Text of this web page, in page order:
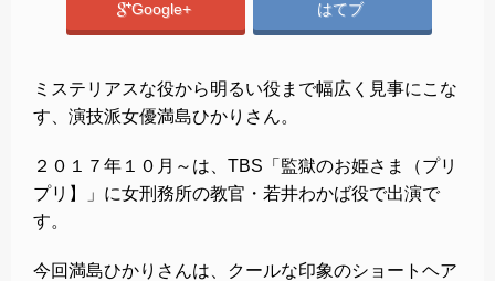
Google+ はてブ
ミステリアスな役から明るい役まで幅広く見事にこな
す、演技派女優満島ひかりさん。
２０１７年１０月～は、TBS「監獄のお姫さま（プリ
プリ】」に女刑務所の教官・若井わかば役で出演で
す。
今回満島ひかりさんは、クールな印象のショートヘア